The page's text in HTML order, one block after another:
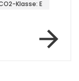
Klasse: E